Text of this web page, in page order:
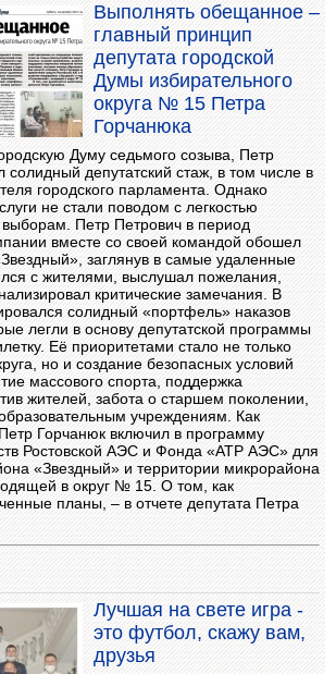
Выполнять обещанное –
главный принцип
депутата городской
Думы избирательного
округа № 15 Петра
Горчанюка
Думу седьмого созыва, Петр
депутатский стаж, в том числе в
городского парламента. Однако
не стали поводом с легкостью
Петр Петрович в период
вместе со своей командой обошел
заглянув в самые удаленные
с жителями, выслушал пожелания,
критические замечания. В
солидный «портфель» наказов
легли в основу депутатской программы
Её приоритетами стало не только
но и создание безопасных условий
массового спорта, поддержка
жителей, забота о старшем поколении,
учреждениям. Как
Горчанюк включил в программу
Ростовской АЭС и Фонда «АТР АЭС» для
«Звездный» и территории микрорайона
в округ № 15. О том, как
планы, – в отчете депутата Петра
Лучшая на свете игра -
это футбол, скажу вам,
друзья